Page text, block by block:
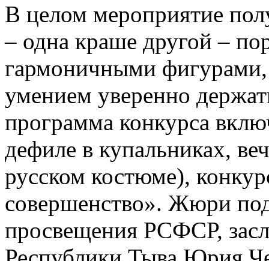
В целом мероприятие
– одна краше другой –
гармоничными
умением уверенно
программа конкурса
дефиле в купальниках,
русском костюме),
совершенство». Жюри
просвещения РСФСР,